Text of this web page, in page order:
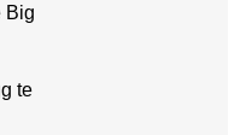
Big
te